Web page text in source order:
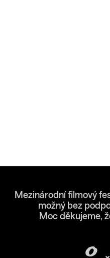
Mezinárodní filmový
možný bez
Moc děkujeme,